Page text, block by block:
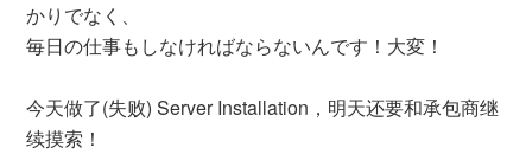
かりでなく、
毎日の仕事もしなければならないんです！大変！
今天做了(失败) Server Installation，明天还要和承包商继
续摸索！